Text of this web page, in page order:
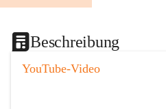
Beschreibung
YouTube-Video